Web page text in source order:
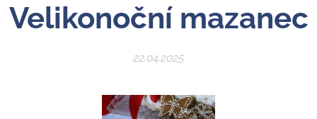
Velikonoční mazanec
22.04.2025